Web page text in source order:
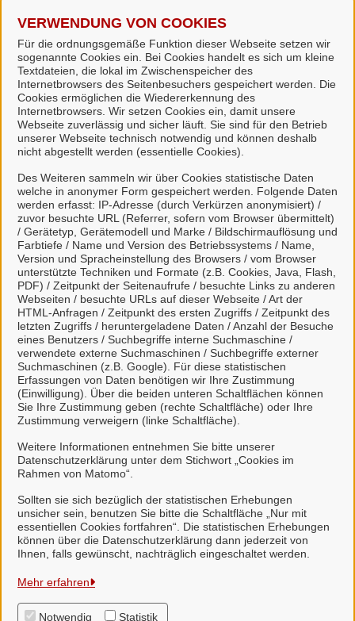
VERWENDUNG VON COOKIES
Für die ordnungsgemäße Funktion dieser Webseite setzen wir
sogenannte Cookies ein. Bei Cookies handelt es sich um kleine
Textdateien, die lokal im Zwischenspeicher des
Internetbrowsers des Seitenbesuchers gespeichert werden. Die
Cookies ermöglichen die Wiedererkennung des
Internetbrowsers. Wir setzen Cookies ein, damit unsere
Webseite zuverlässig und sicher läuft. Sie sind für den Betrieb
unserer Webseite technisch notwendig und können deshalb
nicht abgestellt werden (essentielle Cookies).
Des Weiteren sammeln wir über Cookies statistische Daten
welche in anonymer Form gespeichert werden. Folgende Daten
werden erfasst: IP-Adresse (durch Verkürzen anonymisiert) /
zuvor besuchte URL (Referrer, sofern vom Browser übermittelt)
/ Gerätetyp, Gerätemodell und Marke / Bildschirmauflösung und
Farbtiefe / Name und Version des Betriebssystems / Name,
Version und Spracheinstellung des Browsers / vom Browser
unterstützte Techniken und Formate (z.B. Cookies, Java, Flash,
PDF) / Zeitpunkt der Seitenaufrufe / besuchte Links zu anderen
Webseiten / besuchte URLs auf dieser Webseite / Art der
HTML-Anfragen / Zeitpunkt des ersten Zugriffs / Zeitpunkt des
letzten Zugriffs / heruntergeladene Daten / Anzahl der Besuche
eines Benutzers / Suchbegriffe interne Suchmaschine /
verwendete externe Suchmaschinen / Suchbegriffe externer
Suchmaschinen (z.B. Google). Für diese statistischen
Erfassungen von Daten benötigen wir Ihre Zustimmung
(Einwilligung). Über die beiden unteren Schaltflächen können
Sie Ihre Zustimmung geben (rechte Schaltfläche) oder Ihre
Zustimmung verweigern (linke Schaltfläche).
Weitere Informationen entnehmen Sie bitte unserer
Datenschutzerklärung unter dem Stichwort „Cookies im
Rahmen von Matomo“.
Sollten sie sich bezüglich der statistischen Erhebungen
unsicher sein, benutzen Sie bitte die Schaltfläche „Nur mit
essentiellen Cookies fortfahren“. Die statistischen Erhebungen
können über die Datenschutzerklärung dann jederzeit von
Ihnen, falls gewünscht, nachträglich eingeschaltet werden.
Mehr erfahren
Notwendig Statistik
Siewählen die passende Leistung aus. Viele
Leistungen können Sie direkt online starten und uns
zur Bearbeitung übermitteln.
4. Kommunikation über unser Portal
Viele Leistungen sind an unseren digitalen Postkorb
angeschlossen. Dort haben Sie einen Überblick
über alle gestellten Anliegen und können mit uns
unkompliziert in Kontakt treten.
Weitere Informationen zu Mein Unternehmenskonto
finden Sie auf der
FAQ-Seite von Mein
Samtgemeinde Suderburg